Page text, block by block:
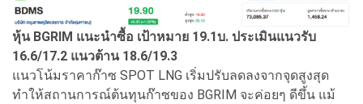
หุ้น BGRIM แนะนำซื้อ เป้าหมาย 19.1บ. ประเมินแนวรับ
16.6/17.2 แนวต้าน 18.6/19.3
แนวโน้มราคาก๊าซ SPOT LNG เริ่มปรับลดลงจากจุดสูงสุด
ทำให้สถานการณ์ต้นทุนก๊าซของ BGRIM จะค่อยๆ ดีขึ้น แม้